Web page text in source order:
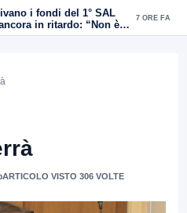
i fondi del 1° SAL
in ritardo: “Non è
7 ORE FA
ARTICOLO VISTO 306 VOLTE